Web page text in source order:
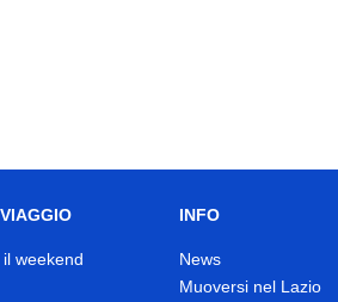
weekend
INFO
News
Muoversi nel Lazio